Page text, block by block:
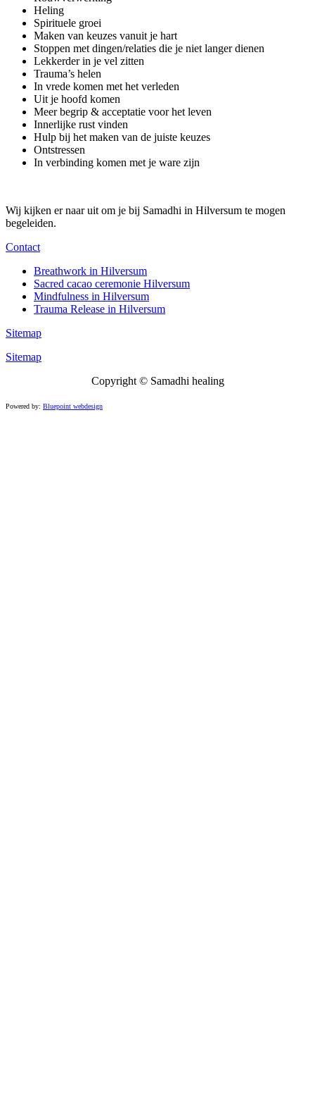
Heling
Spirituele groei
Maken van keuzes vanuit je hart
Stoppen met dingen/relaties die je niet langer dienen
Lekkerder in je vel zitten
Trauma’s helen
In vrede komen met het verleden
Uit je hoofd komen
Meer begrip & acceptatie voor het leven
Innerlijke rust vinden
Hulp bij het maken van de juiste keuzes
Ontstressen
In verbinding komen met je ware zijn
Wij kijken er naar uit om je bij Samadhi in Hilversum te mogen
begeleiden.
Contact
Breathwork in Hilversum
Sacred cacao ceremonie Hilversum
Mindfulness in Hilversum
Trauma Release in Hilversum
Sitemap
Sitemap
Copyright ©Samadhi healing
Powered by: Bluepoint webdesign